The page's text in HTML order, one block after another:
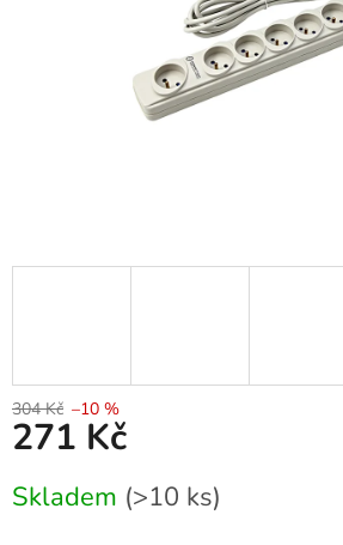
304 Kč –10 %
271 Kč
cena:
Skladem (>10 ks)